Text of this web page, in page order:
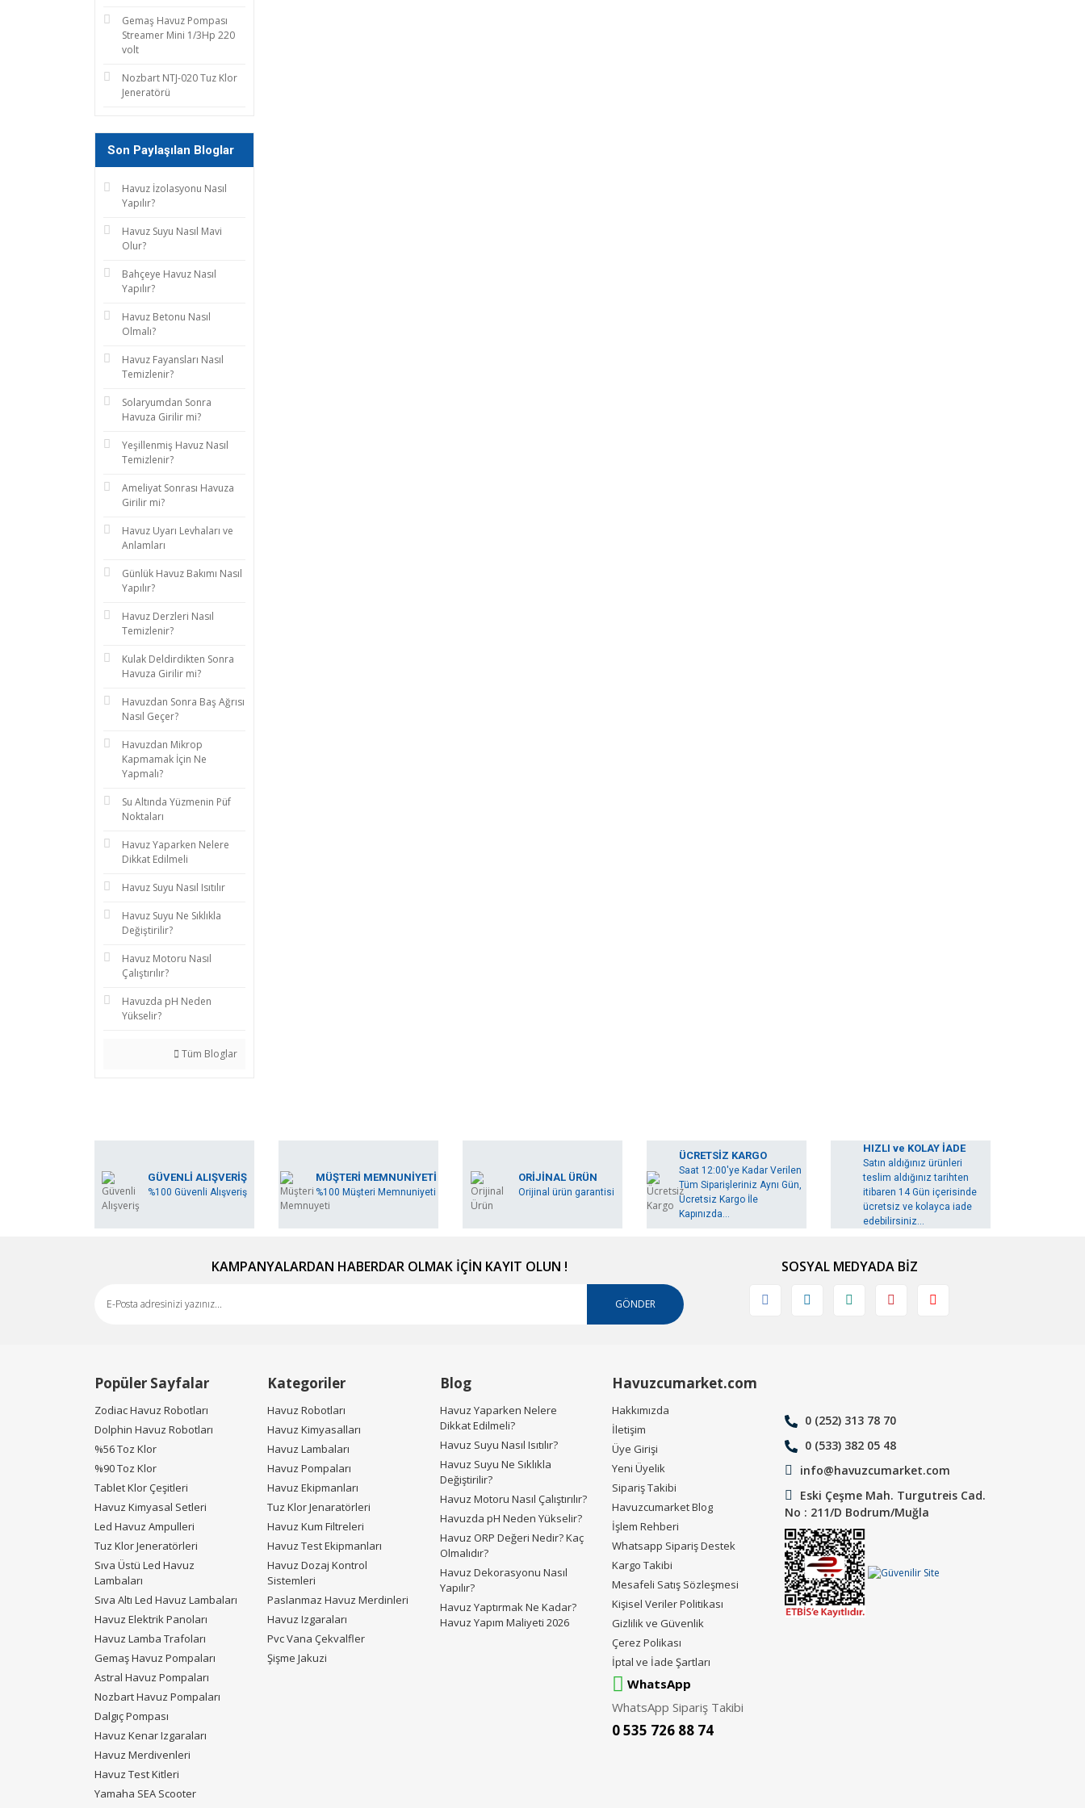
Gemaş Havuz Pompası
Streamer Mini 1/3Hp 220
volt
Nozbart NTJ-020 Tuz Klor
Jeneratörü
Son Paylaşılan Bloglar
Havuz İzolasyonu Nasıl
Yapılır?
Havuz Suyu Nasıl Mavi
Olur?
Bahçeye Havuz Nasıl
Yapılır?
Havuz Betonu Nasıl
Olmalı?
Havuz Fayansları Nasıl
Temizlenir?
Solaryumdan Sonra
Havuza Girilir mi?
Yeşillenmiş Havuz Nasıl
Temizlenir?
Ameliyat Sonrası Havuza
Girilir mi?
Havuz Uyarı Levhaları ve
Anlamları
Günlük Havuz Bakımı Nasıl
Yapılır?
Havuz Derzleri Nasıl
Temizlenir?
Kulak Deldirdikten Sonra
Havuza Girilir mi?
Havuzdan Sonra Baş Ağrısı
Nasıl Geçer?
Havuzdan Mikrop
Kapmamak İçin Ne
Yapmalı?
Su Altında Yüzmenin Püf
Noktaları
Havuz Yaparken Nelere
Dikkat Edilmeli
Havuz Suyu Nasıl Isıtılır
Havuz Suyu Ne Sıklıkla
Değiştirilir?
Havuz Motoru Nasıl
Çalıştırılır?
Havuzda pH Neden
Yükselir?
Tüm Bloglar
GÜVENLİ ALIŞVERİŞ
%100 Güvenli Alışveriş
MÜŞTERİ MEMNUNİYETİ
%100 Müşteri Memnuniyeti
ORİJİNAL ÜRÜN
Orijinal ürün garantisi
ÜCRETSİZ KARGO
Saat 12:00'ye Kadar Verilen
Tüm Siparişleriniz Aynı Gün,
Ücretsiz Kargo İle
Kapınızda...
HIZLI ve KOLAY İADE
Satın aldığınız ürünleri
teslim aldığınız tarihten
itibaren 14 Gün içerisinde
ücretsiz ve kolayca iade
edebilirsiniz...
KAMPANYALARDAN HABERDAR OLMAK İÇİN KAYIT OLUN !
GÖNDER
SOSYAL MEDYADA BİZ
Popüler Sayfalar
Zodiac Havuz Robotları
Dolphin Havuz Robotları
%56 Toz Klor
%90 Toz Klor
Tablet Klor Çeşitleri
Havuz Kimyasal Setleri
Led Havuz Ampulleri
Tuz Klor Jeneratörleri
Sıva Üstü Led Havuz
Lambaları
Sıva Altı Led Havuz Lambaları
Havuz Elektrik Panoları
Havuz Lamba Trafoları
Gemaş Havuz Pompaları
Astral Havuz Pompaları
Nozbart Havuz Pompaları
Dalgıç Pompası
Havuz Kenar Izgaraları
Havuz Merdivenleri
Havuz Test Kitleri
Yamaha SEA Scooter
Kategoriler
Havuz Robotları
Havuz Kimyasalları
Havuz Lambaları
Havuz Pompaları
Havuz Ekipmanları
Tuz Klor Jenaratörleri
Havuz Kum Filtreleri
Havuz Test Ekipmanları
Havuz Dozaj Kontrol
Sistemleri
Paslanmaz Havuz Merdinleri
Havuz Izgaraları
Pvc Vana Çekvalfler
Şişme Jakuzi
Blog
Havuz Yaparken Nelere
Dikkat Edilmeli?
Havuz Suyu Nasıl Isıtılır?
Havuz Suyu Ne Sıklıkla
Değiştirilir?
Havuz Motoru Nasıl Çalıştırılır?
Havuzda pH Neden Yükselir?
Havuz ORP Değeri Nedir? Kaç
Olmalıdır?
Havuz Dekorasyonu Nasıl
Yapılır?
Havuz Yaptırmak Ne Kadar?
Havuz Yapım Maliyeti 2026
Havuzcumarket.com
Hakkımızda
İletişim
Üye Girişi
Yeni Üyelik
Sipariş Takibi
Havuzcumarket Blog
İşlem Rehberi
Whatsapp Sipariş Destek
Kargo Takibi
Mesafeli Satış Sözleşmesi
Kişisel Veriler Politikası
Gizlilik ve Güvenlik
Çerez Polikası
İptal ve İade Şartları
WhatsApp
WhatsApp Sipariş Takibi
0 535 726 88 74
0 (252) 313 78 70
0 (533) 382 05 48
info@havuzcumarket.com
Eski Çeşme Mah. Turgutreis Cad.
No : 211/D Bodrum/Muğla